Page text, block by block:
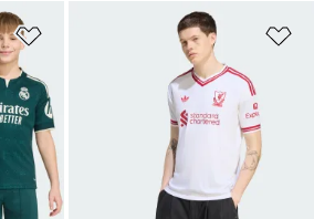
Zur Wunschliste hinzufügen